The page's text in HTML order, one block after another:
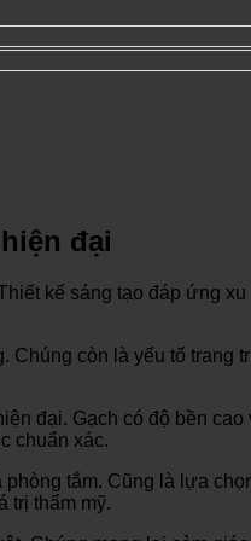
đại
kế sáng tạo đáp ứng
còn là yếu tố trang
đại. Gạch có độ bền
chuẩn xác.
tắm. Cũng là lựa
trị thẩm mỹ.